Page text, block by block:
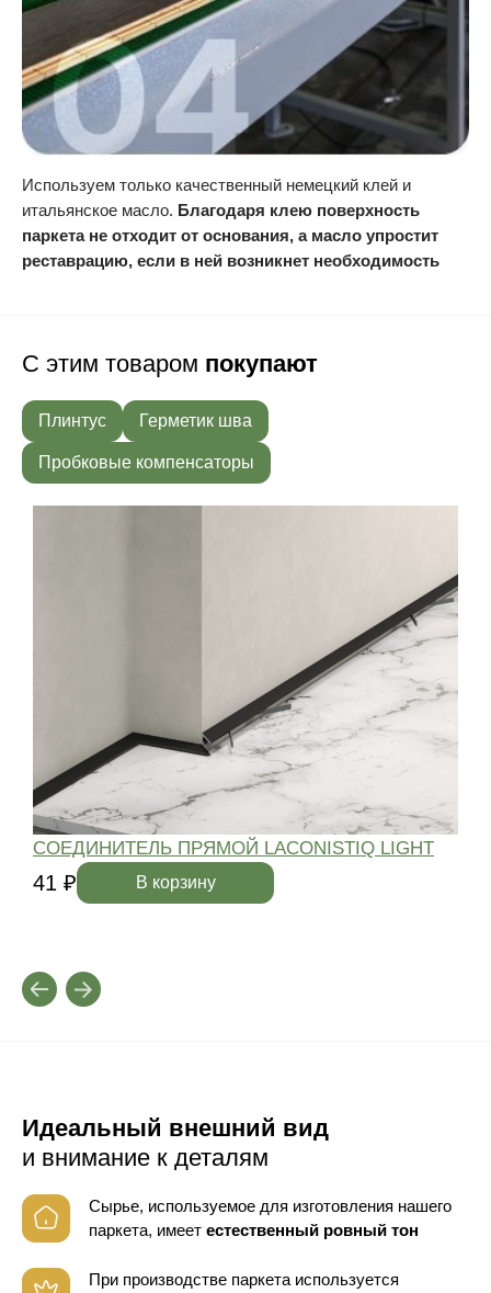
Используем только качественный немецкий клей и
итальянское масло. Благодаря клею поверхность
паркета не отходит от основания, а масло упростит
реставрацию, если в ней возникнет необходимость
С этим товаром покупают
Плинтус Герметик шва
Пробковые компенсаторы
СОЕДИНИТЕЛЬ ПРЯМОЙ LACONISTIQ LIGHT
41 ₽ В корзину
Идеальный внешний вид
и внимание к деталям
Сырье, используемое для изготовления нашего
паркета, имеет естественный ровный тон
При производстве паркета используется